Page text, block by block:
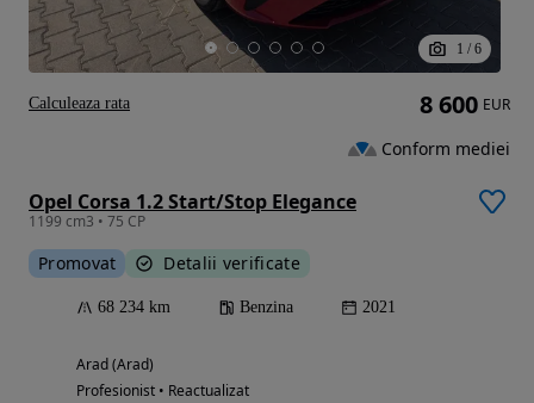
1 / 6
Opel Corsa 1.2 Start/Stop Elegance
1199 cm3 • 75 CP
Promovat Detalii verificate
68 234 km Benzina 2021
Arad (Arad)
Profesionist • Reactualizat
8 600 EUR
Conform mediei
Calculeaza rata